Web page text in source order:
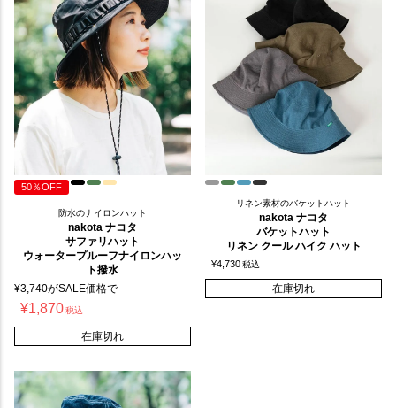
50％OFF
防水のナイロンハット
nakota ナコタ
サファリハット
ウォータープルーフナイロンハッ
ト撥水
¥3,740がSALE価格で
¥1,870税込
在庫切れ
リネン素材のバケットハット
nakota ナコタ
バケットハット
リネン クール ハイク ハット
¥4,730税込
在庫切れ